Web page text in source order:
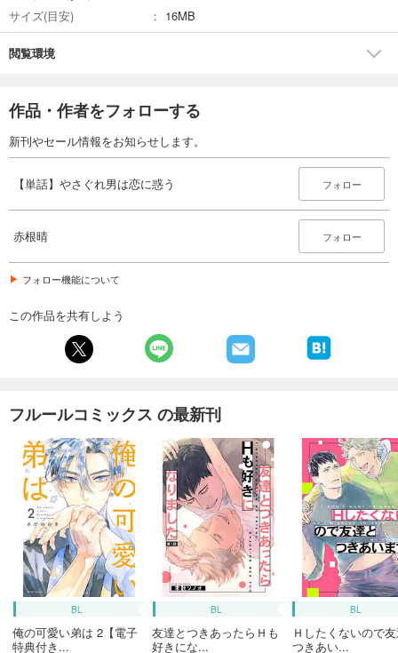
サイズ(目安)
16MB
閲覧環境
作品・作者をフォローする
新刊やセール情報をお知らせします。
【単話】やさぐれ男は恋に惑う フォロー
赤根晴 フォロー
フォロー機能について
この作品を共有しよう
フルールコミックス の最新刊
BL
俺の可愛い弟は 2【電子
特典付き...
BL
友達とつきあったらＨも
好きにな...
BL
Ｈしたくないので
つきあい...